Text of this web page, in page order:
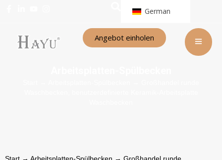
German
Angebot einholen